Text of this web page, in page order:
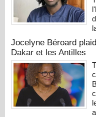
Jocelyne Béroard
Dakar et les Antilles